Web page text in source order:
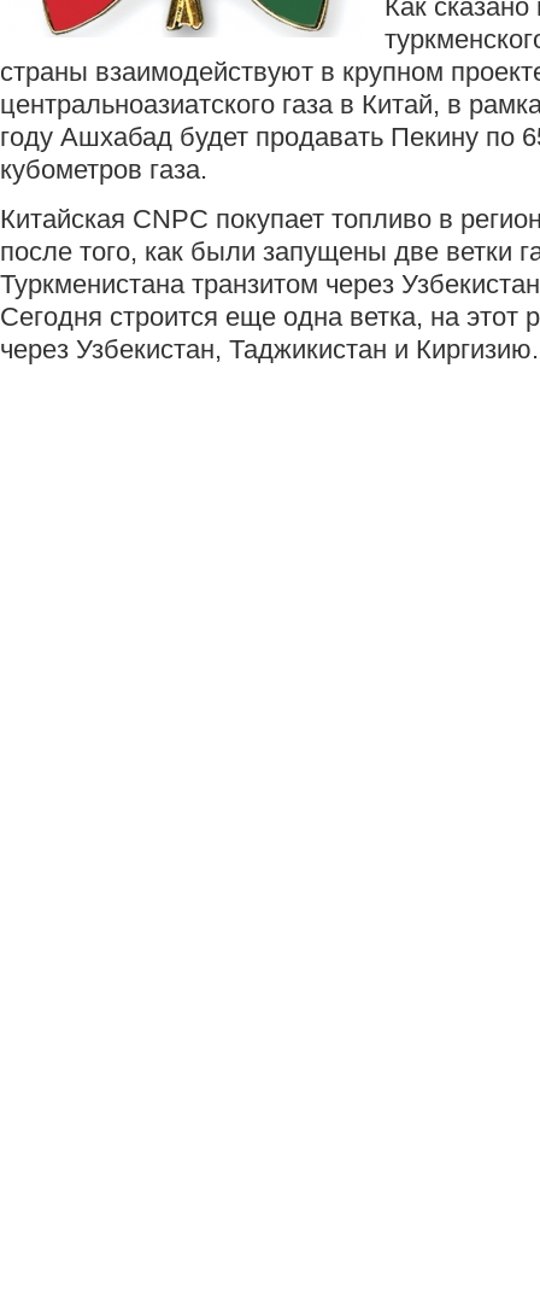
Как
страны взаимодействуют в крупном
центральноазиатского газа в Китай, в
году Ашхабад будет продавать Пекину по
кубометров газа.
Китайская CNPC покупает топливо в
после того, как были запущены две ветки
Туркменистана транзитом через
Сегодня строится еще одна ветка, на этот
через Узбекистан, Таджикистан и Киргизию.